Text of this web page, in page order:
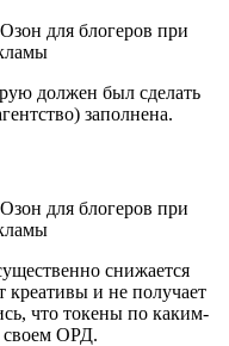
должен был сделать
заполнена.
снижается
креативы и не получает
что токены по каким-
своем ОРД.